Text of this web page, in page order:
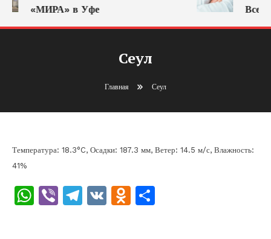
«МИРА» в Уфе
Сеул
Главная Сеул
Температура: 18.3°C, Осадки: 187.3 мм, Ветер: 14.5 м/с, Влажность:
41%
WhatsApp
ViberTelegram
VK Odnoklassniki